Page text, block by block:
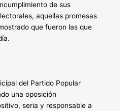
de sus
aquellas promesas
que fueron las que
del Partido Popular
una oposición
seria y responsable a